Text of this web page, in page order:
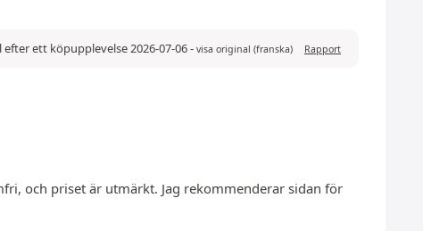
ett köpupplevelse 2026-07-06- visa original (franska) Rapport
och priset är utmärkt. Jag rekommenderar sidan för